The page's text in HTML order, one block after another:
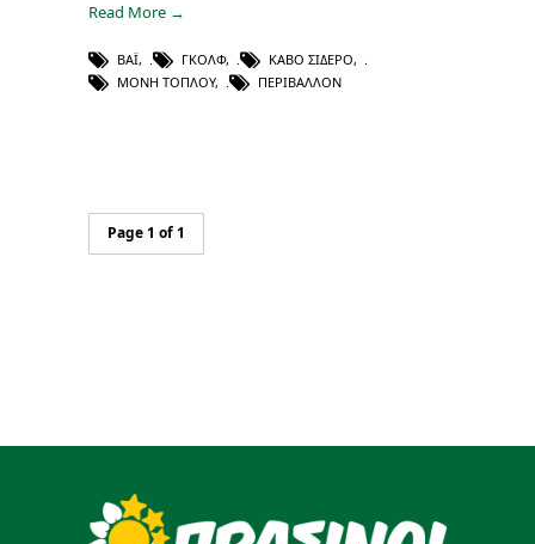
Read More →
ΒΆΙ, ΓΚΟΛΦ, ΚΆΒΟ ΣΊΔΕΡΟ,
ΜΟΝΉ ΤΟΠΛΟΎ, ΠΕΡΙΒΆΛΛΟΝ
Page 1 of 1